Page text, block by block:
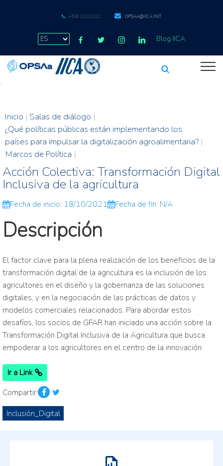
+506 2216 0222 OPSAA@IICA.INT
Blog IICA
.
Inicio | Salas de diálogo |
¿Qué políticas públicas están implementando los
países para impulsar la digitalización agroalimentaria? |
Marcos de Política |
Acción Colectiva: Transformación Digital
Inclusiva de la agricultura
Fecha de inicio: 18/10/2021 Fecha de fin: N/A
Descripción
El factor clave para la plena realización de los beneficios de la
transformación digital de la agricultura es la inclusión de los
agricultores en el diseño y la gobernanza de las soluciones
digitales, y en la negociación de las prácticas de datos y
modelos comerciales relacionados. Para abordar estos
desafíos, los socios de GFAR han iniciado una acción sobre la
Transformación Digital Inclusiva de la Agricultura que busca
empoderar a los agricultores en el centro de la innovación.
Ir a Link
Compartir:
Inclusión_Digital